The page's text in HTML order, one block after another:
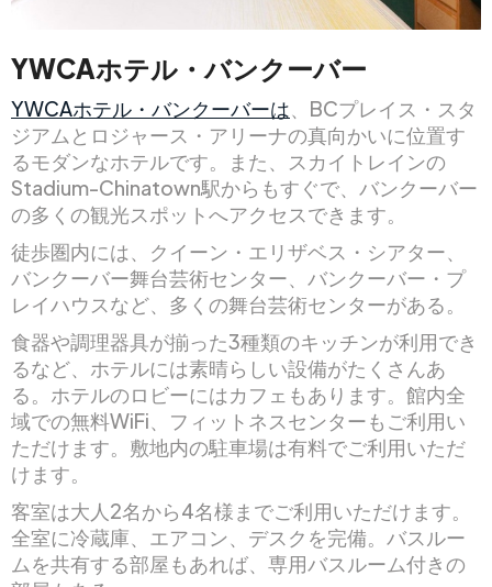
YWCAホテル・バンクーバー
YWCAホテル・バンクーバーは 、BCプレイス・スタ
ジアムとロジャース・アリーナの真向かいに位置す
るモダンなホテルです。また、スカイトレインの
Stadium-Chinatown駅からもすぐで、バンクーバー
の多くの観光スポットへアクセスできます。
徒歩圏内には、クイーン・エリザベス・シアター、
バンクーバー舞台芸術センター、バンクーバー・プ
レイハウスなど、多くの舞台芸術センターがある。
食器や調理器具が揃った3種類のキッチンが利用でき
るなど、ホテルには素晴らしい設備がたくさんあ
る。ホテルのロビーにはカフェもあります。館内全
域での無料WiFi、フィットネスセンターもご利用い
ただけます。敷地内の駐車場は有料でご利用いただ
けます。
客室は大人2名から4名様までご利用いただけます。
全室に冷蔵庫、エアコン、デスクを完備。バスルー
ムを共有する部屋もあれば、専用バスルーム付きの